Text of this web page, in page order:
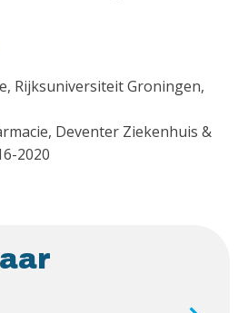
Rijksuniversiteit Groningen,
Deventer Ziekenhuis &
2020